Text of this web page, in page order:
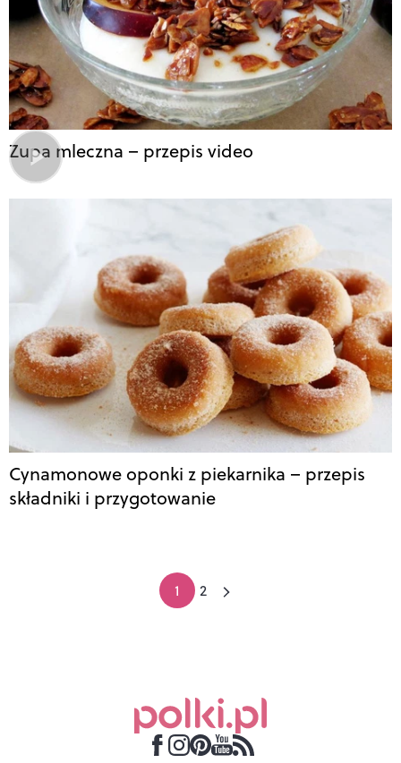
Zupa mleczna – przepis video
Cynamonowe oponki z piekarnika – przepis
składniki i przygotowanie
1 2